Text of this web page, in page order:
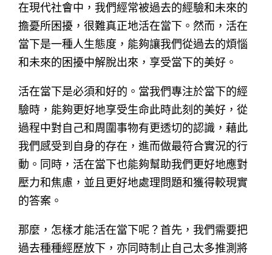
在現代社會中，我們經常被過去的經驗和未來的
擔憂所困擾，很難真正地活在當下。然而，活在
當下是一種人生態度，能夠讓我們從過去的煩惱
和未來的困擾中解脫出來，享受當下的美好。
活在當下是必須和好的。當我們專注於當下的經
驗時，能夠更好地享受生命此時此刻的美好，從
過程中對自己和周圍事物有更透切的認識，藉此
我們感受到自身的存在，進而做最符合實況的行
動。同時，活在當下也能夠幫助我們更好地應對
壓力和焦慮，並且更好地處理問題和獲得較現實
的答案。
那麼，怎樣才能活在當下呢？首先，我們需要把
過去種種經歷放下，亦同時制止自己太多推測將